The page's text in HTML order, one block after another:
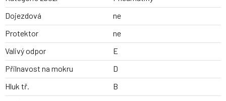
Dojezdová
ne
Protektor
ne
Valivý odpor
E
Přilnavost na mokru
D
Hluk tř.
B